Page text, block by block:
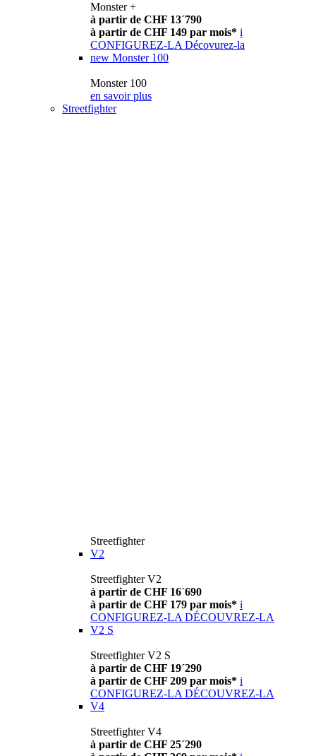
Monster +
à partir de CHF 13´790
à partir de CHF 149 par mois* i
CONFIGUREZ-LA Décovurez-la
new Monster 100
Monster 100
en savoir plus
Streetfighter
Streetfighter
V2
Streetfighter V2
à partir de CHF 16´690
à partir de CHF 179 par mois* i
CONFIGUREZ-LA DÉCOUVREZ-LA
V2 S
Streetfighter V2 S
à partir de CHF 19´290
à partir de CHF 209 par mois* i
CONFIGUREZ-LA DÉCOUVREZ-LA
V4
Streetfighter V4
à partir de CHF 25´290